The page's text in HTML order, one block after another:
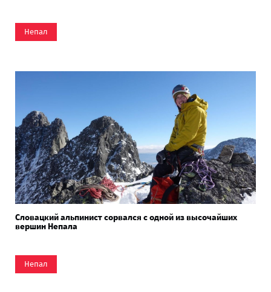
Непал
Словацкий альпинист сорвался с одной из высочайших
вершин Непала
Непал